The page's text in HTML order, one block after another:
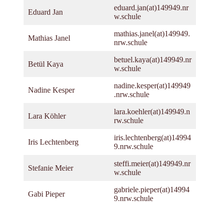
Eduard Jan
eduard.jan(at)149949.nr
w.schule
Mathias Janel
mathias.janel(at)149949.
nrw.schule
Betül Kaya
betuel.kaya(at)149949.nr
w.schule
Nadine Kesper
nadine.kesper(at)149949
.nrw.schule
Lara Köhler
lara.koehler(at)149949.n
rw.schule
Iris Lechtenberg
iris.lechtenberg(at)14994
9.nrw.schule
Stefanie Meier
steffi.meier(at)149949.nr
w.schule
Gabi Pieper
gabriele.pieper(at)14994
9.nrw.schule